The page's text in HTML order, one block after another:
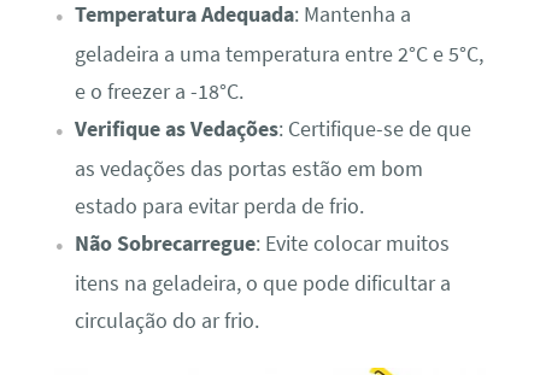
Temperatura Adequada: Mantenha a
geladeira a uma temperatura entre 2°C e 5°C,
e o freezer a -18°C.
Verifique as Vedações: Certifique-se de que
as vedações das portas estão em bom
estado para evitar perda de frio.
Não Sobrecarregue: Evite colocar muitos
itens na geladeira, o que pode dificultar a
circulação do ar frio.